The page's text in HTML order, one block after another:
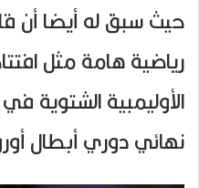
حيث سبق له أيضا أن
رياضية هامة مثل
نهائي دوري أبطال